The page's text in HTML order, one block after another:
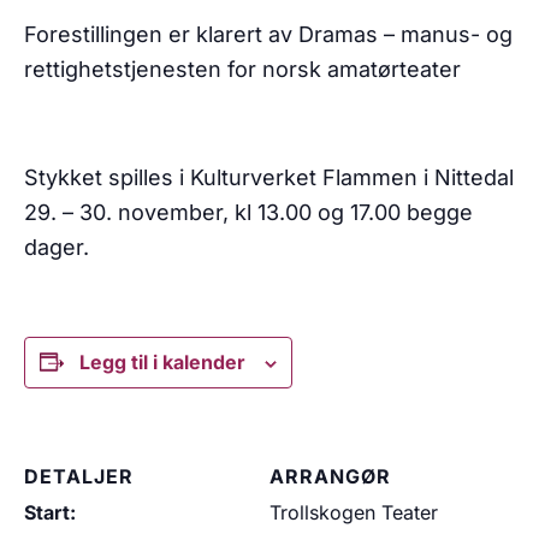
Forestillingen er klarert av Dramas – manus- og
rettighetstjenesten for norsk amatørteater
Stykket spilles i Kulturverket Flammen i Nittedal
29. – 30. november, kl 13.00 og 17.00 begge
dager.
Legg til i kalender
DETALJER
Start:
ARRANGØR
Trollskogen Teater